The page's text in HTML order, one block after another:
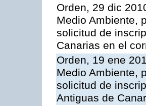
Orden, 29 dic
Medio Ambiente,
solicitud de
Canarias en el
Orden, 19 ene
Medio Ambiente,
solicitud de
Antiguas de